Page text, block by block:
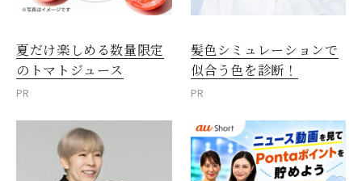
夏だけ楽しめる数量限定
のトマトジュース
PR
髪色シミュレーションで
似合う色を診断！
PR